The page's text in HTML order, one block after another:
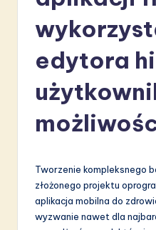
edytora
Tworzenie kompleksnego
złożonego projektu
aplikacja mobilna do
wyzwanie nawet dla